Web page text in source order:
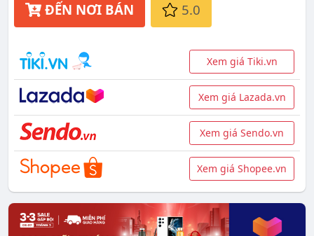
ĐẾN NƠI BÁN 5.0
Xem giá Tiki.vn
Xem giá Lazada.vn
Xem giá Sendo.vn
Xem giá Shopee.vn